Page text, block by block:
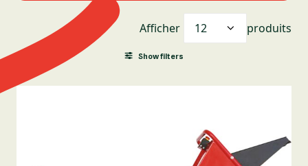
Afficher produits
Show filters